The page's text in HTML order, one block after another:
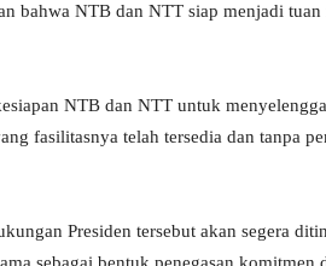
bahwa NTB dan NTT siap menjadi tuan
NTB dan NTT untuk
fasilitasnya telah tersedia dan tanpa
Presiden tersebut akan segera